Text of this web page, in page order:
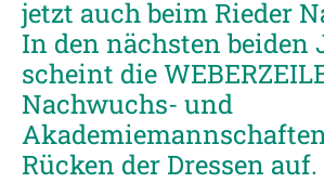
jetzt auch beim Rieder
In den nächsten beiden
scheint die
Nachwuchs- und
Rücken der Dressen auf.